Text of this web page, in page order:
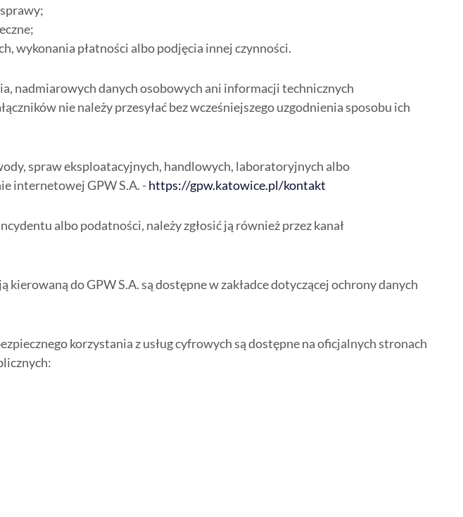
wykonania płatności albo podjęcia innej czynności.
nadmiarowych danych osobowych ani informacji technicznych
nie należy przesyłać bez wcześniejszego uzgodnienia sposobu ich
spraw eksploatacyjnych, handlowych, laboratoryjnych albo
internetowej GPW S.A. -https://gpw.katowice.pl/kontakt
albo podatności, należy zgłosić ją również przez kanał
do GPW S.A. są dostępne w zakładce dotyczącej ochrony danych
korzystania z usług cyfrowych są dostępne na oficjalnych stronach